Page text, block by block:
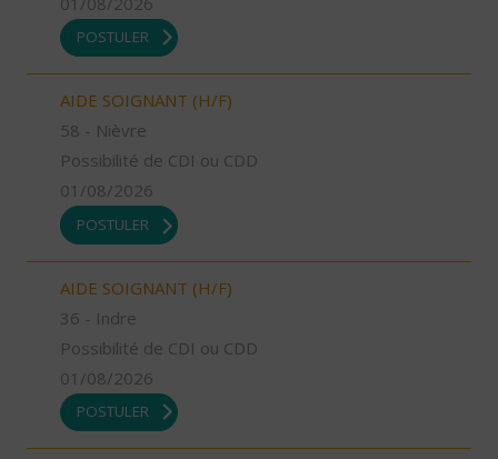
POSTULER
AIDE SOIGNANT (H/F)
58 - Nièvre
Possibilité de CDI ou CDD
01/08/2026
POSTULER
AIDE SOIGNANT (H/F)
36 - Indre
Possibilité de CDI ou CDD
01/08/2026
POSTULER